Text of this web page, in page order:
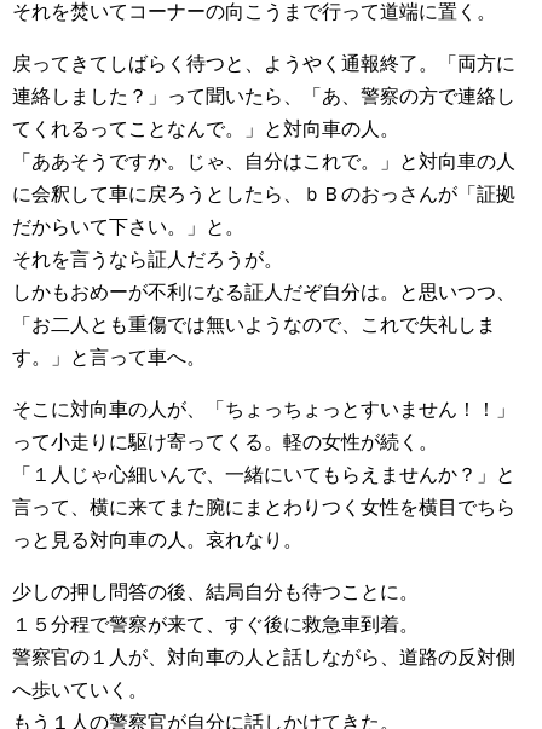
それを焚いてコーナーの向こうまで行って道端に置く。
戻ってきてしばらく待つと、ようやく通報終了。「両方に
連絡しました？」って聞いたら、「あ、警察の方で連絡し
てくれるってことなんで。」と対向車の人。
「ああそうですか。じゃ、自分はこれで。」と対向車の人
に会釈して車に戻ろうとしたら、ｂＢのおっさんが「証拠
だからいて下さい。」と。
それを言うなら証人だろうが。
しかもおめーが不利になる証人だぞ自分は。と思いつつ、
「お二人とも重傷では無いようなので、これで失礼しま
す。」と言って車へ。
そこに対向車の人が、「ちょっちょっとすいません！！」
って小走りに駆け寄ってくる。軽の女性が続く。
「１人じゃ心細いんで、一緒にいてもらえませんか？」と
言って、横に来てまた腕にまとわりつく女性を横目でちら
っと見る対向車の人。哀れなり。
少しの押し問答の後、結局自分も待つことに。
１５分程で警察が来て、すぐ後に救急車到着。
警察官の１人が、対向車の人と話しながら、道路の反対側
へ歩いていく。
もう１人の警察官が自分に話しかけてきた。